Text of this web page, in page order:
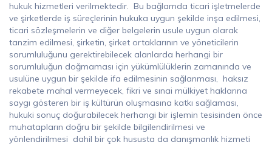
hukuk hizmetleri verilmektedir. Bu bağlamda ticari işletmelerde
ve şirketlerde iş süreçlerinin hukuka uygun şekilde inşa edilmesi,
ticari sözleşmelerin ve diğer belgelerin usule uygun olarak
tanzim edilmesi, şirketin, şirket ortaklarının ve yöneticilerin
sorumluluğunu gerektirebilecek alanlarda herhangi bir
sorumluluğun doğmaması için yükümlülüklerin zamanında ve
usulüne uygun bir şekilde ifa edilmesinin sağlanması, haksız
rekabete mahal vermeyecek, fikri ve sınai mülkiyet haklarına
saygı gösteren bir iş kültürün oluşmasına katkı sağlaması,
hukuki sonuç doğurabilecek herhangi bir işlemin tesisinden önce
muhatapların doğru bir şekilde bilgilendirilmesi ve
yönlendirilmesi dahil bir çok hususta da danışmanlık hizmeti